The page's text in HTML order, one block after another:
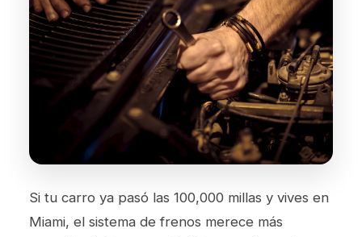
Si tu carro ya pasó las 100,000 millas y vives en
Miami, el sistema de frenos merece más